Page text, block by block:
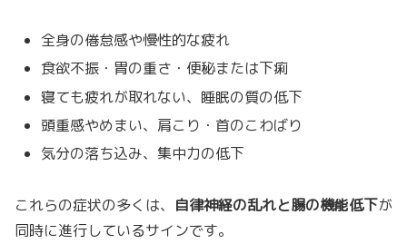
全身の倦怠感や慢性的な疲れ
食欲不振・胃の重さ・便秘または下痢
寝ても疲れが取れない、睡眠の質の低下
頭重感やめまい、肩こり・首のこわばり
気分の落ち込み、集中力の低下
これらの症状の多くは、 自律神経の乱れと腸の機能低下が
同時に進行しているサインです。